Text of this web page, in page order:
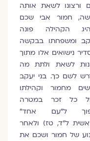
ורצונו לשאת אותה
חמור אבי שכם
הקהילה פונה
ומשפחתו בבקשה
נישואים אלו מתוך
לשאת ולתת מה
לשם כך. בני יעקב
מחמור וקהילתו
כל זכר במטרה
ל"עם אחד"
ל"ד, טז) ולאחר
של חמור ושכם את